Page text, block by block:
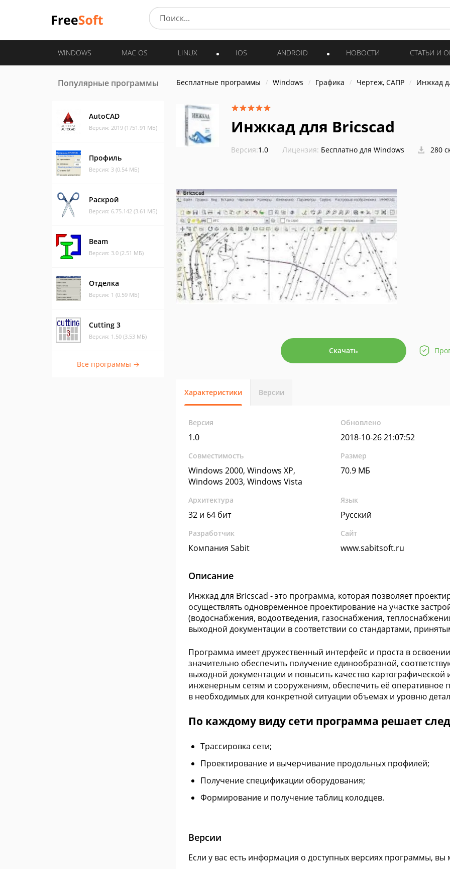
WINDOWS MAC OS LINUX IOS ANDROID НОВОСТИ СТАТЬИ И
Популярные программы
AutoCAD
Версия: 2019 (1751.91 МБ)
Профиль
Версия: 3 (0.54 МБ)
Раскрой
Версия: 6.75.142 (3.61 МБ)
Beam
Версия: 3.0 (2.51 МБ)
Отделка
Версия: 1 (0.59 МБ)
Cutting 3
Версия: 1.50 (3.53 МБ)
Все программы →
Бесплатные программы Windows Графика Чертеж, САПР Инжкад
Инжкад для Bricscad
Версия:1.0 Лицензия: Бесплатно для Windows 280
Скачать
Характеристики Версии
Версия
1.0
Обновлено
2018-10-26 21:07:52
Совместимость
Windows 2000, Windows XP,
Windows 2003, Windows Vista
Размер
70.9 МБ
Архитектура
32 и 64 бит
Язык
Русский
Разработчик
Компания Sabit
Сайт
www.sabitsoft.ru
Описание
Инжкад для Bricscad - это программа, которая позволяет
осуществлять одновременное проектирование на участке
(водоснабжения, водоотведения, газоснабжения,
выходной документации в соответствии со стандартами,
Программа имеет дружественный интерфейс и проста в
значительно обеспечить получение единообразной,
выходной документации и повысить качество
инженерным сетям и сооружениям, обеспечить её оперативное
в необходимых для конкретной ситуации объемах и уровню
По каждому виду сети программа решает
Трассировка сети;
Проектирование и вычерчивание продольных профилей;
Получение спецификации оборудования;
Формирование и получение таблиц колодцев.
Версии
Если у вас есть информация о доступных версиях программы,